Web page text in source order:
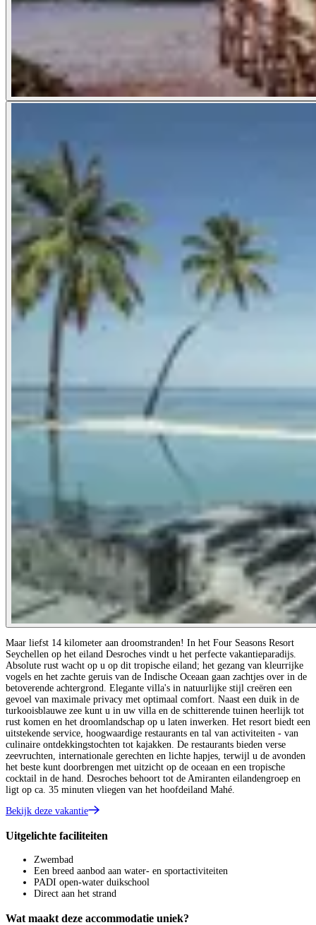
Maar liefst 14 kilometer aan droomstranden! In het Four Seasons Resort
Seychellen op het eiland Desroches vindt u het perfecte vakantieparadijs.
Absolute rust wacht op u op dit tropische eiland; het gezang van kleurrijke
vogels en het zachte geruis van de Indische Oceaan gaan zachtjes over in de
betoverende achtergrond. Elegante villa's in natuurlijke stijl creëren een
gevoel van maximale privacy met optimaal comfort. Naast een duik in de
turkooisblauwe zee kunt u in uw villa en de schitterende tuinen heerlijk tot
rust komen en het droomlandschap op u laten inwerken. Het resort biedt een
uitstekende service, hoogwaardige restaurants en tal van activiteiten - van
culinaire ontdekkingstochten tot kajakken. De restaurants bieden verse
zeevruchten, internationale gerechten en lichte hapjes, terwijl u de avonden
het beste kunt doorbrengen met uitzicht op de oceaan en een tropische
cocktail in de hand. Desroches behoort tot de Amiranten eilandengroep en
ligt op ca. 35 minuten vliegen van het hoofdeiland Mahé.
Bekijk deze vakantie
Uitgelichte faciliteiten
Zwembad
Een breed aanbod aan water- en sportactiviteiten
PADI open-water duikschool
Direct aan het strand
Wat maakt deze accommodatie uniek?